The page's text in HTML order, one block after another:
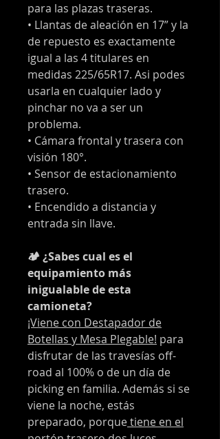
para las plazas traseras.
• Llantas de aleación en 17” y la
de repuesto es exactamente
igual a las 4 titulares en
medidas 225/65R17. Asi podes
usarla en cualquier lado y
pinchar no va a ser un
problema.
• Cámara frontal y trasera con
visión 180°.
• Sensor de estacionamiento
trasero.
• Encendido a distancia y
entrada sin llave.
🏕️ ¿Sabes cual es el
equipamiento más
inigualable de esta
camioneta?
¡Viene con Destapador de
Botellas y Mesa Plegable! para
disfrutar de las travesías off-
road al 100% o de un día de
picking en familia. Además si se
viene la noche, estás
preparado, porquetiene en el